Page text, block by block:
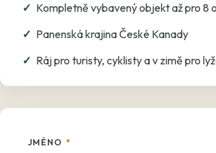
Kompletně vybavený objekt až pro 8
Panenská krajina České Kanady
Ráj pro turisty, cyklisty a v zimě pro
JMÉNO *